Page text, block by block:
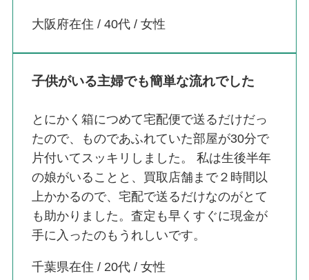
大阪府在住 / 40代 / 女性
子供がいる主婦でも簡単な流れでした
とにかく箱につめて宅配便で送るだけだっ
たので、ものであふれていた部屋が30分で
片付いてスッキリしました。 私は生後半年
の娘がいることと、買取店舗まで２時間以
上かかるので、宅配で送るだけなのがとて
も助かりました。査定も早くすぐに現金が
手に入ったのもうれしいです。
千葉県在住 / 20代 / 女性